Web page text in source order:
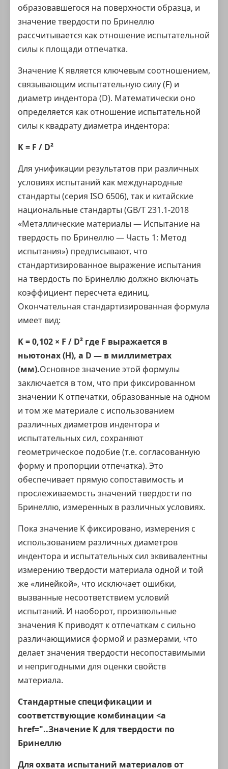
образовавшегося на поверхности образца, и
значение твердости по Бринеллю
рассчитывается как отношение испытательной
силы к площади отпечатка.
Значение K является ключевым соотношением,
связывающим испытательную силу (F) и
диаметр индентора (D). Математически оно
определяется как отношение испытательной
силы к квадрату диаметра индентора:
K = F / D²
Для унификации результатов при различных
условиях испытаний как международные
стандарты (серия ISO 6506), так и китайские
национальные стандарты (GB/T 231.1-2018
«Металлические материалы — Испытание на
твердость по Бринеллю — Часть 1: Метод
испытания») предписывают, что
стандартизированное выражение испытания
на твердость по Бринеллю должно включать
коэффициент пересчета единиц.
Окончательная стандартизированная формула
имеет вид:
K = 0,102 × F / D² где F выражается в
ньютонах (Н), а D — в миллиметрах
(мм).Основное значение этой формулы
заключается в том, что при фиксированном
значении K отпечатки, образованные на одном
и том же материале с использованием
различных диаметров индентора и
испытательных сил, сохраняют
геометрическое подобие(т.е. согласованную
форму и пропорции отпечатка). Это
обеспечивает прямую сопоставимость и
прослеживаемость значений твердости по
Бринеллю, измеренных в различных условиях.
Пока значение K фиксировано, измерения с
использованием различных диаметров
индентора и испытательных сил эквивалентны
измерению твердости материала одной и той
же «линейкой», что исключает ошибки,
вызванные несоответствием условий
испытаний. И наоборот, произвольные
значения K приводят к отпечаткам с сильно
различающимися формой и размерами, что
делает значения твердости несопоставимыми
и непригодными для оценки свойств
материала.
Стандартные спецификации и
соответствующие комбинации <a
href="..Значение K для твердости по
Бринеллю
Для охвата испытаний материалов от